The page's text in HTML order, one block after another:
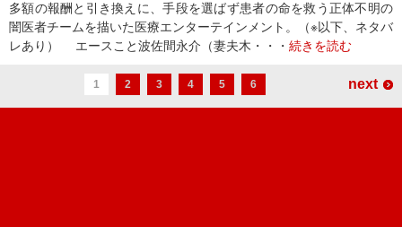
多額の報酬と引き換えに、手段を選ばず患者の命を救う正体不明の
闇医者チームを描いた医療エンターテインメント。（※以下、ネタバ
レあり） エースこと波佐間永介（妻夫木・・・ 続きを読む
1 2 3 4 5 6 next